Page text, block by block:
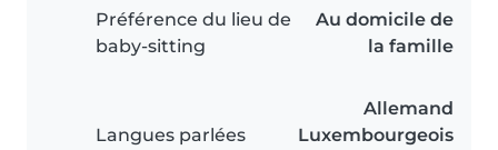
Préférence du lieu de
baby-sitting
Au domicile de
la famille
Langues parlées
Allemand
Luxembourgeois